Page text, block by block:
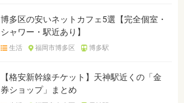
博多区の安いネットカフェ5選【完全個室・
シャワー・駅近あり】
生活 福岡市博多区 博多駅
【格安新幹線チケット】天神駅近くの「金
券ショップ」まとめ